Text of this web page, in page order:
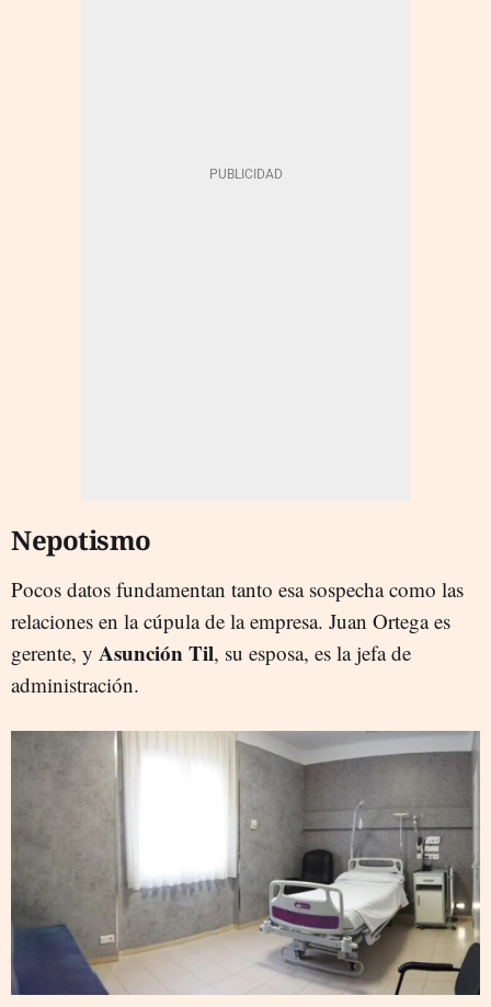
Nepotismo
Pocos datos fundamentan tanto esa sospecha como las
relaciones en la cúpula de la empresa. Juan Ortega es
gerente, y Asunción Til, su esposa, es la jefa de
administración.